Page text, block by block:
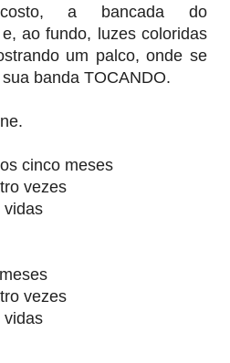
a bancada do
ao fundo, luzes coloridas
um palco, onde se
banda TOCANDO.
cinco meses
vezes
vidas
vezes
vidas